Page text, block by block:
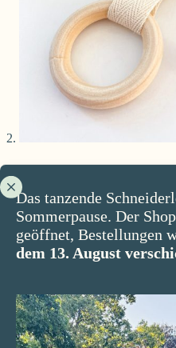
Das tanzende
Sommerpause. Der
geöffnet, Bestellungen
dem 13. August